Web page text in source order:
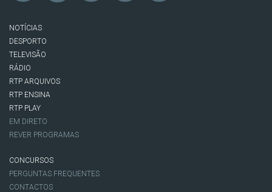
NOTÍCIAS
DESPORTO
TELEVISÃO
RÁDIO
RTP ARQUIVOS
RTP ENSINA
RTP PLAY
EM DIRETO
REVER PROGRAMAS
CONCURSOS
PERGUNTAS FREQUENTES
CONTACTOS